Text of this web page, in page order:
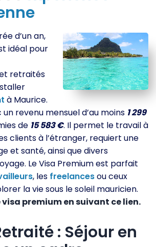
d’un an,
idéal pour
retraités
à Maurice.
un revenu mensuel d’au moins 1 299
de 15 583 €. Il permet le travail à
clients à l’étranger, requiert une
et santé, ainsi que divers
Le Visa Premium est parfait
, les freelancesou ceux
la vie sous le soleil mauricien.
visa premium en suivant ce lien.
: Séjour en